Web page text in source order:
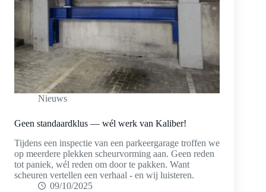
Nieuws
Geen standaardklus — wél werk van Kaliber!
Tijdens een inspectie van een parkeergarage troffen we
op meerdere plekken scheurvorming aan. Geen reden
tot paniek, wél reden om door te pakken. Want
scheuren vertellen een verhaal - en wij luisteren.
09/10/2025